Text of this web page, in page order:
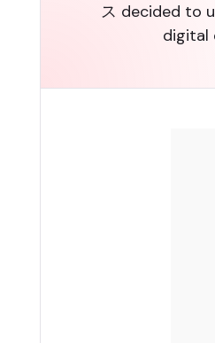
ス decided to
digital